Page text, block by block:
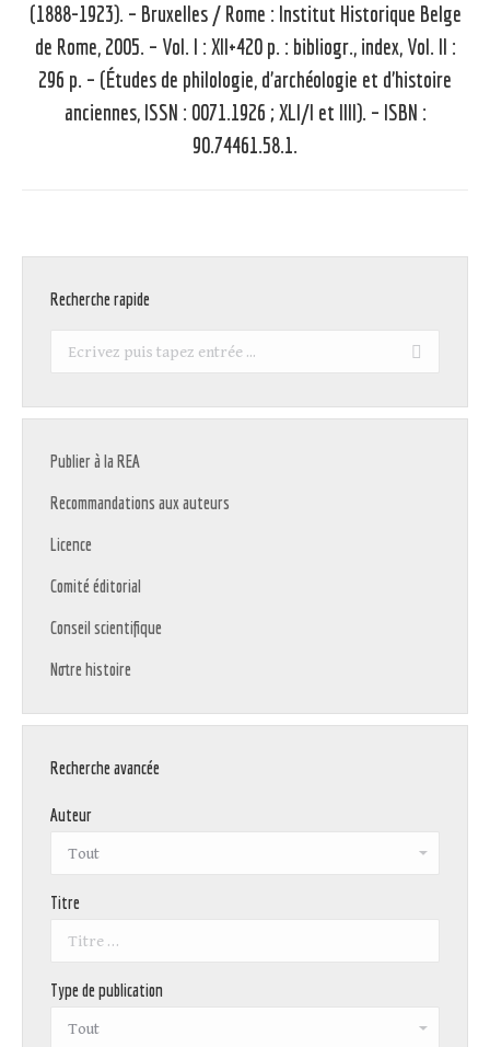
Article
suivant
:
(1888-1923). – Bruxelles / Rome : Institut Historique Belge
de Rome, 2005. – Vol. I : XII+420 p. : bibliogr., index, Vol. II :
296 p. – (Études de philologie, d’archéologie et d’histoire
anciennes, ISSN : 0071.1926 ; XLI/I et IIII). – ISBN :
90.74461.58.1.
Recherche rapide
Recherche
Publier à la REA
Recommandations aux auteurs
Licence
Comité éditorial
Conseil scientifique
Notre histoire
Recherche avancée
Auteur
Titre
Type de publication